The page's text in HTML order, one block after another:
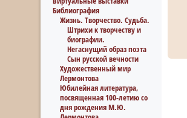
Библиография
Жизнь. Творчество. Судьба.
Штрихи к творчеству и
биографии.
Негаснущий образ поэта
Сын русской вечности
Художественный мир
Лермонтова
Юбилейная литература,
посвященная 100-летию со
дня рождения М.Ю.